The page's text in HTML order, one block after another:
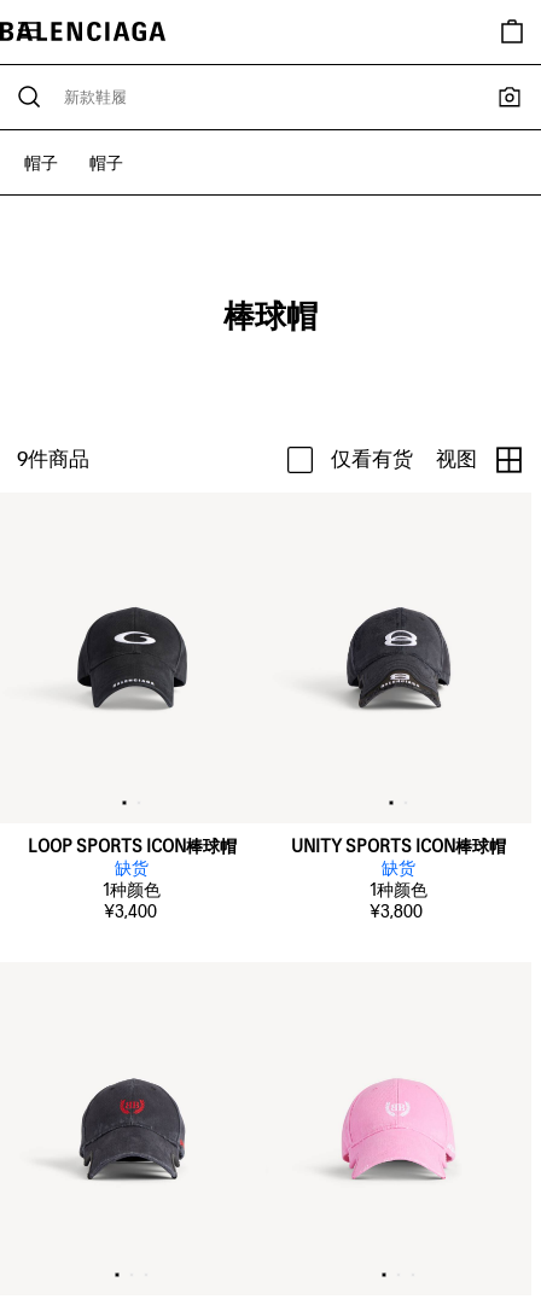
帽子 帽子
棒球帽
9件商品 仅看有货 视图
LOOP SPORTS ICON棒球帽
缺货
1种颜色
¥3,400
UNITY SPORTS ICON棒球帽
缺货
1种颜色
¥3,800